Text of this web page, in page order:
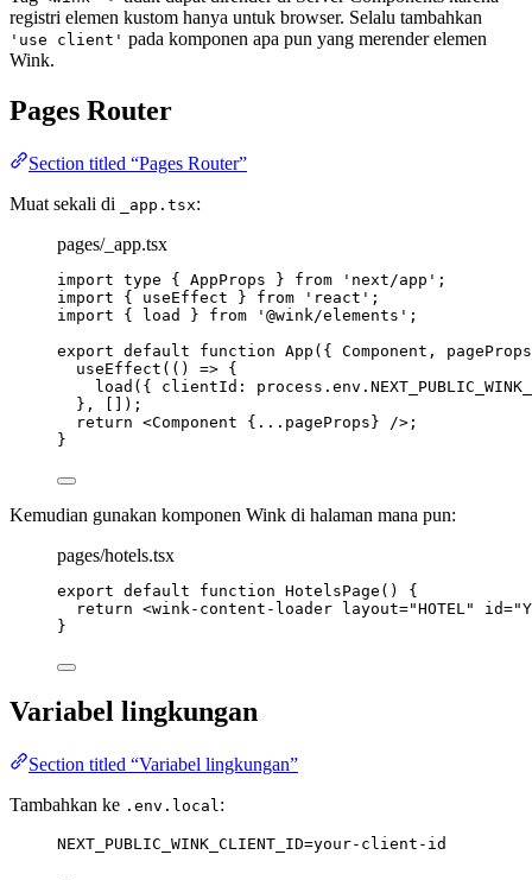
registri elemen kustom hanya untuk browser. Selalu tambahkan
'use client' pada komponen apa pun yang merender elemen
Wink.
Pages Router
Section titled “Pages Router”
Muat sekali di
_app.tsx:
pages/_app.tsx
import type { AppProps } from ' next/app ' ;
import { useEffect } from ' react ' ;
import { load } from ' @wink/elements ' ;
export default function App ( { Component ,
pageProps
useEffect ( () => {
load ({ clientId: process . env .
} ,
[]);
return <Component { ... pageProps } /> ;
}
Kemudian gunakan komponen Wink di halaman mana pun:
pages/hotels.tsx
export default function HotelsPage ()
{
return <wink-content-loader layout="HOTEL" id="
}
Variabel lingkungan
Section titled “Variabel lingkungan”
Tambahkan ke .env.local :
NEXT_PUBLIC_WINK_CLIENT_ID=your-client-id